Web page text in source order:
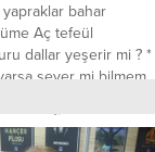
bahar
Aç tefeül
dallar yeşerir mi ? *
sever mi bilmem
Aç tefeül yaprağını,
mı? * Yağdı yağmur,
toprak